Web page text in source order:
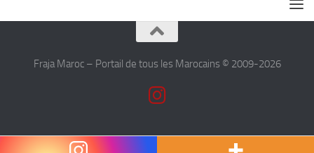
Fraja Maroc – Portail de tous les Marocains © 2009-2026